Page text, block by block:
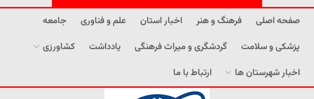
صفحه اصلی فرهنگ و هنر اخبار استان علم و فناوری
جامعه
پزشکی و سلامت
گردشگری و میراث فرهنگی یادداشت
کشاورزی
اخبار شهرستان ها
ارتباط با ما